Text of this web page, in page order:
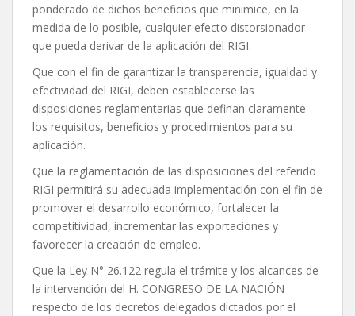
ponderado de dichos beneficios que minimice, en la
medida de lo posible, cualquier efecto distorsionador
que pueda derivar de la aplicación del RIGI.
Que con el fin de garantizar la transparencia, igualdad y
efectividad del RIGI, deben establecerse las
disposiciones reglamentarias que definan claramente
los requisitos, beneficios y procedimientos para su
aplicación.
Que la reglamentación de las disposiciones del referido
RIGI permitirá su adecuada implementación con el fin de
promover el desarrollo económico, fortalecer la
competitividad, incrementar las exportaciones y
favorecer la creación de empleo.
Que la Ley N° 26.122 regula el trámite y los alcances de
la intervención del H. CONGRESO DE LA NACIÓN
respecto de los decretos delegados dictados por el